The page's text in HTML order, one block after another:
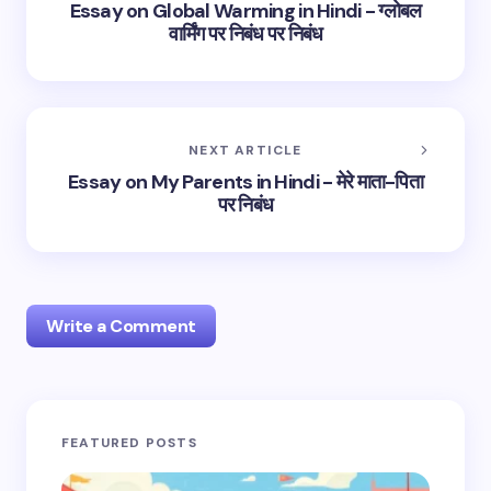
Essay on Global Warming in Hindi - ग्लोबल
वार्मिंग पर निबंध पर निबंध
NEXT ARTICLE
Essay on My Parents in Hindi - मेरे माता-पिता
पर निबंध
Write a Comment
Your email address will not be published.
FEATURED POSTS